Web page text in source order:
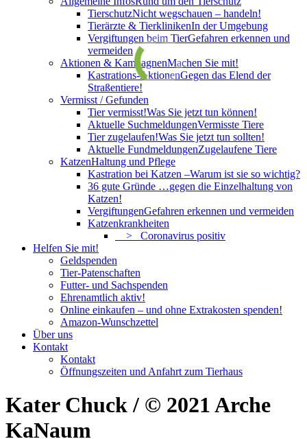
TierschutzNicht wegschauen – handeln!
Tierärzte & TierklinikenIn der Umgebung
Vergiftungen beim TierGefahren erkennen und
vermeiden
Aktionen & KampagnenMachen Sie mit!
Kastrations-AktionenGegen das Elend der
Straßentiere!
Vermisst / Gefunden
Tier vermisst!Was Sie jetzt tun können!
Aktuelle SuchmeldungenVermisste Tiere
Tier zugelaufen!Was Sie jetzt tun sollten!
Aktuelle FundmeldungenZugelaufene Tiere
KatzenHaltung und Pflege
Kastration bei Katzen –Warum ist sie so wichtig?
36 gute Gründe …gegen die Einzelhaltung von
Katzen!
VergiftungenGefahren erkennen und vermeiden
Katzenkrankheiten
> Coronavirus positiv
Helfen Sie mit!
Geldspenden
Tier-Patenschaften
Futter- und Sachspenden
Ehrenamtlich aktiv!
Online einkaufen – und ohne Extrakosten spenden!
Amazon-Wunschzettel
Über uns
Kontakt
Kontakt
Öffnungszeiten und Anfahrt zum Tierhaus
Kater Chuck / © 2021 Arche
KaNaum